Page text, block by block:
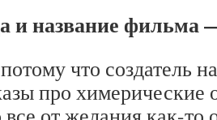
и название фильма
что создатель
про химерические